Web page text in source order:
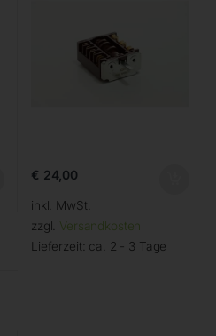
€ 24,00
inkl. MwSt.
zzgl. Versandkosten
Lieferzeit: ca. 2 - 3 Tage